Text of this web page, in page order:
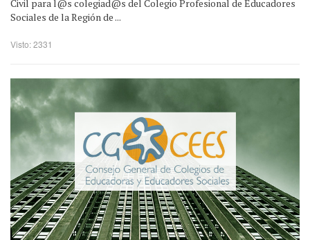
Civil para l@s colegiad@s del Colegio Profesional de Educadores
Sociales de la Región de ...
Visto: 2331